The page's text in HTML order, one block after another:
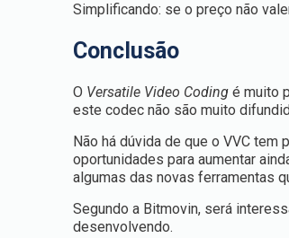
Simplificando: se o preço não
Conclusão
O Versatile Video Coding é muito
este codec não são muito
Não há dúvida de que o VVC
oportunidades para aumentar
algumas das novas ferramentas
Segundo a Bitmovin, será
desenvolvendo.